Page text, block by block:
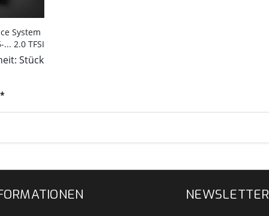
System
... 2.0 TFSI
1984ccm
Stück
NEWSLETTER